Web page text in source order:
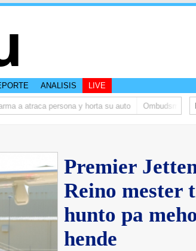
ANALISIS LIVE
a atraca persona y horta su auto Ombudsman ta
Premier
Reino mester
hunto pa
hende